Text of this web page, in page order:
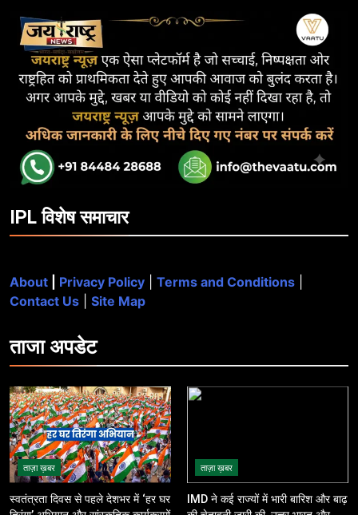
IPL विशेष समाचार
About Privacy Policy Terms and Conditions
Contact Us
Site Map
ताजाअपडेट
ताज़ा ख़बर
स्वतंत्रता दिवस से पहले देशभर में ‘हर घर
ताज़ा ख़बर
IMD ने कई राज्यों में भारी बारिश और बाढ़